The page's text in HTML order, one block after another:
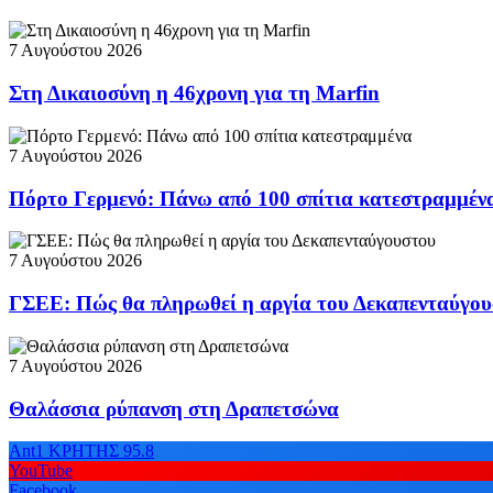
7 Αυγούστου 2026
Στη Δικαιοσύνη η 46χρονη για τη Marfin
7 Αυγούστου 2026
Πόρτο Γερμενό: Πάνω από 100 σπίτια
7 Αυγούστου 2026
ΓΣΕΕ: Πώς θα πληρωθεί η αργία του
7 Αυγούστου 2026
Θαλάσσια ρύπανση στη Δραπετσώνα
Ant1 ΚΡΗΤΗΣ 95.8
YouTube